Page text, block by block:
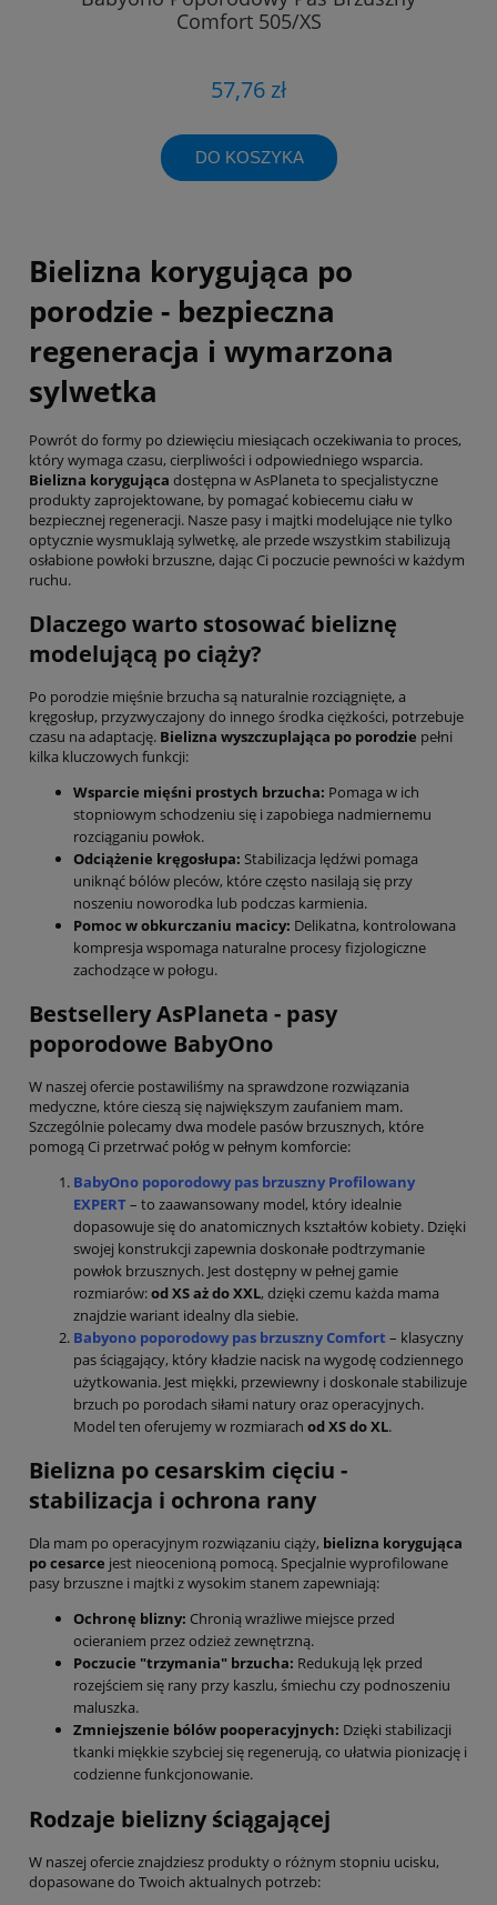
Comfort 505/XS
57,76 zł
DO KOSZYKA
Bielizna korygująca po
porodzie - bezpieczna
regeneracja i wymarzona
sylwetka
Powrót do formy po dziewięciu miesiącach oczekiwania to proces,
który wymaga czasu, cierpliwości i odpowiedniego wsparcia.
Bielizna korygująca dostępna w AsPlaneta to specjalistyczne
produkty zaprojektowane, by pomagać kobiecemu ciału w
bezpiecznej regeneracji. Nasze pasy i majtki modelujące nie tylko
optycznie wysmuklają sylwetkę, ale przede wszystkim stabilizują
osłabione powłoki brzuszne, dając Ci poczucie pewności w każdym
ruchu.
Dlaczego warto stosować bieliznę
modelującą po ciąży?
Po porodzie mięśnie brzucha są naturalnie rozciągnięte, a
kręgosłup, przyzwyczajony do innego środka ciężkości, potrzebuje
czasu na adaptację. Bielizna wyszczuplająca po porodzie pełni
kilka kluczowych funkcji:
Wsparcie mięśni prostych brzucha: Pomaga w ich
stopniowym schodzeniu się i zapobiega nadmiernemu
rozciąganiu powłok.
Odciążenie kręgosłupa: Stabilizacja lędźwi pomaga
uniknąć bólów pleców, które często nasilają się przy
noszeniu noworodka lub podczas karmienia.
Pomoc w obkurczaniu macicy: Delikatna, kontrolowana
kompresja wspomaga naturalne procesy fizjologiczne
zachodzące w połogu.
Bestsellery AsPlaneta - pasy
poporodowe BabyOno
W naszej ofercie postawiliśmy na sprawdzone rozwiązania
medyczne, które cieszą się największym zaufaniem mam.
Szczególnie polecamy dwa modele pasów brzusznych, które
pomogą Ci przetrwać połóg w pełnym komforcie:
BabyOno poporodowy pas brzuszny Profilowany
EXPERT– to zaawansowany model, który idealnie
dopasowuje się do anatomicznych kształtów kobiety. Dzięki
swojej konstrukcji zapewnia doskonałe podtrzymanie
powłok brzusznych. Jest dostępny w pełnej gamie
rozmiarów:od XS aż do XXL, dzięki czemu każda mama
znajdzie wariant idealny dla siebie.
Babyono poporodowy pas brzuszny Comfort – klasyczny
pas ściągający, który kładzie nacisk na wygodę codziennego
użytkowania. Jest miękki, przewiewny i doskonale stabilizuje
brzuch po porodach siłami natury oraz operacyjnych.
Model ten oferujemy w rozmiarach od XS do XL.
Bielizna po cesarskim cięciu -
stabilizacja i ochrona rany
Dla mam po operacyjnym rozwiązaniu ciąży, bielizna korygująca
po cesarce jest nieocenioną pomocą. Specjalnie wyprofilowane
pasy brzuszne i majtki z wysokim stanem zapewniają:
Ochronę blizny: Chronią wrażliwe miejsce przed
ocieraniem przez odzież zewnętrzną.
Poczucie "trzymania" brzucha: Redukują lęk przed
rozejściem się rany przy kaszlu, śmiechu czy podnoszeniu
maluszka.
Zmniejszenie bólów pooperacyjnych: Dzięki stabilizacji
tkanki miękkie szybciej się regenerują, co ułatwia pionizację i
codzienne funkcjonowanie.
Rodzaje bielizny ściągającej
W naszej ofercie znajdziesz produkty o różnym stopniu ucisku,
dopasowane do Twoich aktualnych potrzeb: